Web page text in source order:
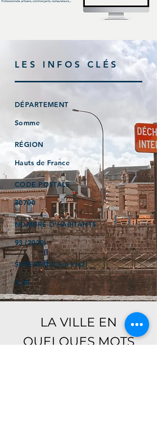
LES INFOS CLÉS
DÉPARTEMENT
Somme
RÉGION
Hauts de France
CODE POSTALE
80700
NOMBRE D'HABITANTS
93 (2020)
SUPERFICIE (en km2)
5,38
LA VILLE EN
QUELQUES MOTS